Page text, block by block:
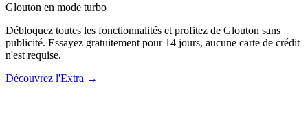
Glouton en mode turbo
Débloquez toutes les fonctionnalités et profitez de Glouton sans
publicité. Essayez gratuitement pour 14 jours, aucune carte de crédit
n'est requise.
Découvrez l'Extra →